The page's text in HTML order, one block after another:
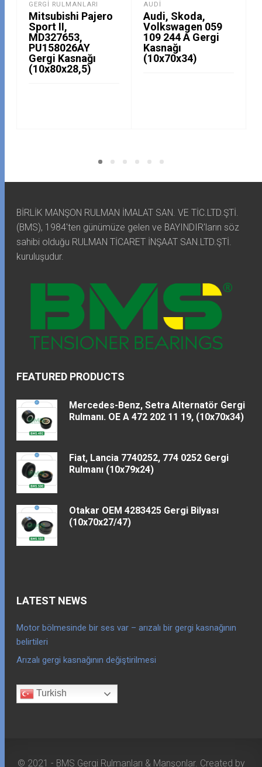
GERGI RULMANLARI
Mitsubishi Pajero
Sport II,
MD327653,
PU158026AY
Gergi Kasnağı
(10x80x28,5)
AUDI
Audi, Skoda,
Volkswagen 059
109 244 A Gergi
Kasnağı
(10x70x34)
BİRLİK MANŞON RULMAN İMALAT SAN. VE TİC.LTD.ŞTİ.
(BMS), 1984'ten günümüze gelen ve BAYINDIR'ların söz
sahibi olduğu RULMAN TİCARET İNŞAAT SAN.LTD.ŞTİ.
kuruluşudur.
FEATURED PRODUCTS
Mercedes-Benz, Setra Alternatör Gergi
Rulmanı. OE A 472 202 11 19, (10x70x34)
Fiat, Lancia 7740252, 774 0252 Gergi
Rulmanı (10x79x24)
Otakar OEM 4283425 Gergi Bilyası
(10x70x27/47)
LATEST NEWS
Motor bölmesinde bir ses var – arızalı bir gergi kasnağının
belirtileri
Arızalı gergi kasnağının değiştirilmesi
Turkish
© 2021 - BMS Gergi Rulmanları & Manşonlar. Created by